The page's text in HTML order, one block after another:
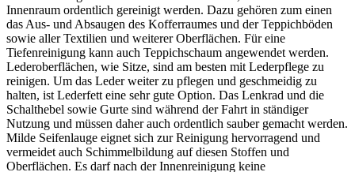
Innenraum ordentlich gereinigt werden. Dazu gehören zum einen
das Aus- und Absaugen des Kofferraumes und der Teppichböden
sowie aller Textilien und weiterer Oberflächen. Für eine
Tiefenreinigung kann auch Teppichschaum angewendet werden.
Lederoberflächen, wie Sitze, sind am besten mit Lederpflege zu
reinigen. Um das Leder weiter zu pflegen und geschmeidig zu
halten, ist Lederfett eine sehr gute Option. Das Lenkrad und die
Schalthebel sowie Gurte sind während der Fahrt in ständiger
Nutzung und müssen daher auch ordentlich sauber gemacht werden.
Milde Seifenlauge eignet sich zur Reinigung hervorragend und
vermeidet auch Schimmelbildung auf diesen Stoffen und
Oberflächen. Es darf nach der Innenreinigung keine